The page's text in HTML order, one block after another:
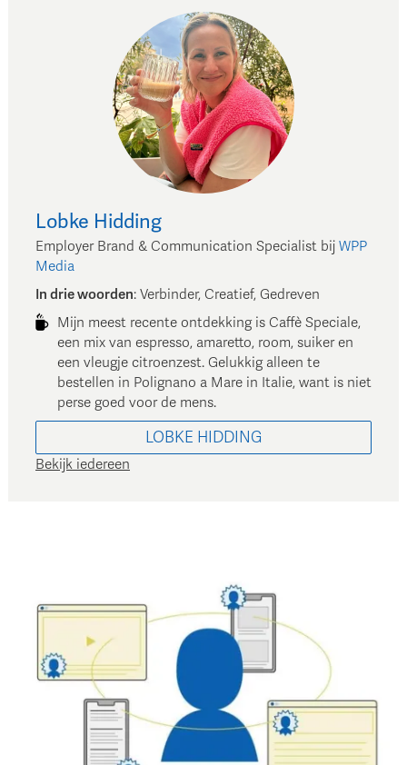
Lobke Hidding
Employer Brand & Communication Specialist bij WPP
Media
In drie woorden: Verbinder, Creatief, Gedreven
Mijn meest recente ontdekking is Caffè Speciale,
een mix van espresso, amaretto, room, suiker en
een vleugje citroenzest. Gelukkig alleen te
bestellen in Polignano a Mare in Italie, want is niet
perse goed voor de mens.
LOBKE HIDDING
Bekijk iedereen